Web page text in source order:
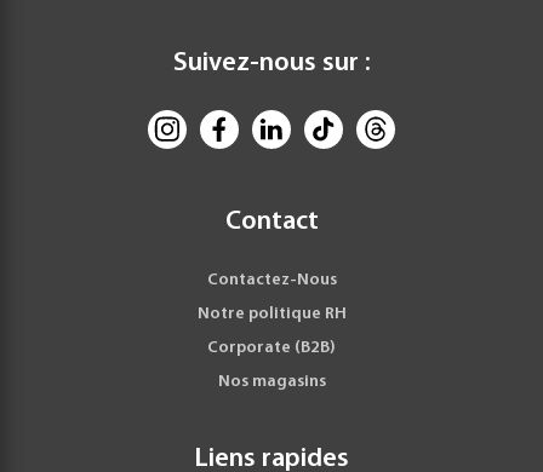
Suivez-nous sur :
Contact
Contactez-Nous
Notre politique RH
Corporate (B2B)
Nos magasins
Liens rapides